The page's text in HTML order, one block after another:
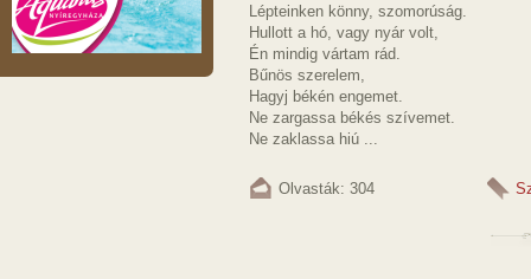
Lépteinken könny, szomorúság.
Hullott a hó, vagy nyár volt,
Én mindig vártam rád.
Bűnös szerelem,
Hagyj békén engemet.
Ne zargassa békés szívemet.
Ne zaklassa hiú ...
Olvasták: 304